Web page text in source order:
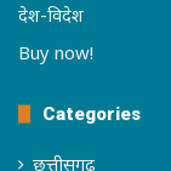
देश-विदेश
Buy now!
Categories
छत्तीसगढ़